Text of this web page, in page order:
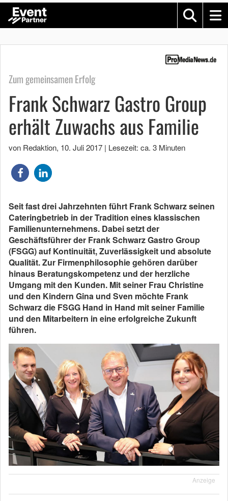
Zum gemeinsamen Erfolg
Frank Schwarz Gastro Group
erhält Zuwachs aus Familie
von Redaktion, 10. Juli 2017 | Lesezeit: ca. 3 Minuten
Seit fast drei Jahrzehnten führt Frank Schwarz seinen
Cateringbetrieb in der Tradition eines klassischen
Familienunternehmens. Dabei setzt der
Geschäftsführer der Frank Schwarz Gastro Group
(FSGG) auf Kontinuität, Zuverlässigkeit und absolute
Qualität. Zur Firmenphilosophie gehören darüber
hinaus Beratungskompetenz und der herzliche
Umgang mit den Kunden. Mit seiner Frau Christine
und den Kindern Gina und Sven möchte Frank
Schwarz die FSGG Hand in Hand mit seiner Familie
und den Mitarbeitern in eine erfolgreiche Zukunft
führen.
Anzeige